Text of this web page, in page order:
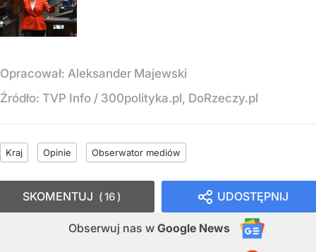
Opracował: Aleksander Majewski
Źródło: TVP Info / 300polityka.pl, DoRzeczy.pl
Kraj Opinie Obserwator mediów
UDOSTĘPNIJ
Obserwuj nas w Google News
SKOMENTUJ 16